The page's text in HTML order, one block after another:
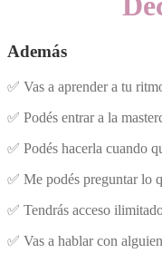
Además
✅ Vas a aprender a tu
✅ Podés entrar a la
✅ Podés hacerla cuando
✅ Me podés preguntar lo
✅ Tendrás acceso
✅ Vas a hablar con